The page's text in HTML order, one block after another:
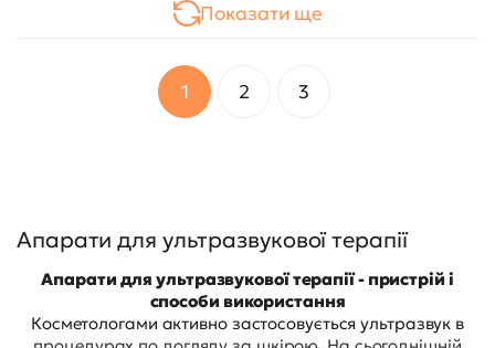
Показати ще
1 2 3
Апарати для ультразвукової терапії
Апарати для ультразвукової терапії - пристрій і
способи використання
Косметологами активно застосовується ультразвук в